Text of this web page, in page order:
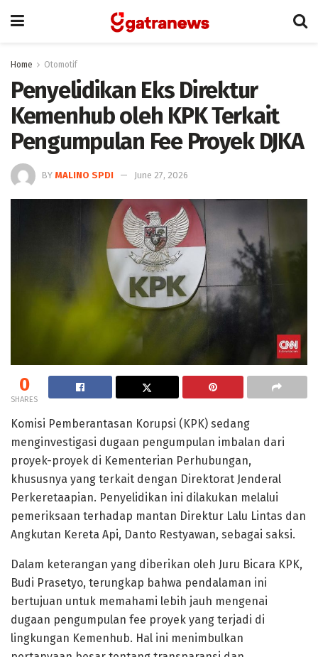
Home Otomotif
Penyelidikan Eks Direktur
Kemenhub oleh KPK Terkait
Pengumpulan Fee Proyek DJKA
BY MALINO SPDI June 27, 2026
0
SHARES
Komisi Pemberantasan Korupsi (KPK) sedang
menginvestigasi dugaan pengumpulan imbalan dari
proyek-proyek di Kementerian Perhubungan,
khususnya yang terkait dengan Direktorat Jenderal
Perkeretaapian. Penyelidikan ini dilakukan melalui
pemeriksaan terhadap mantan Direktur Lalu Lintas dan
Angkutan Kereta Api, Danto Restyawan, sebagai saksi.
Dalam keterangan yang diberikan oleh Juru Bicara KPK,
Budi Prasetyo, terungkap bahwa pendalaman ini
bertujuan untuk memahami lebih jauh mengenai
dugaan pengumpulan fee proyek yang terjadi di
lingkungan Kemenhub. Hal ini menimbulkan